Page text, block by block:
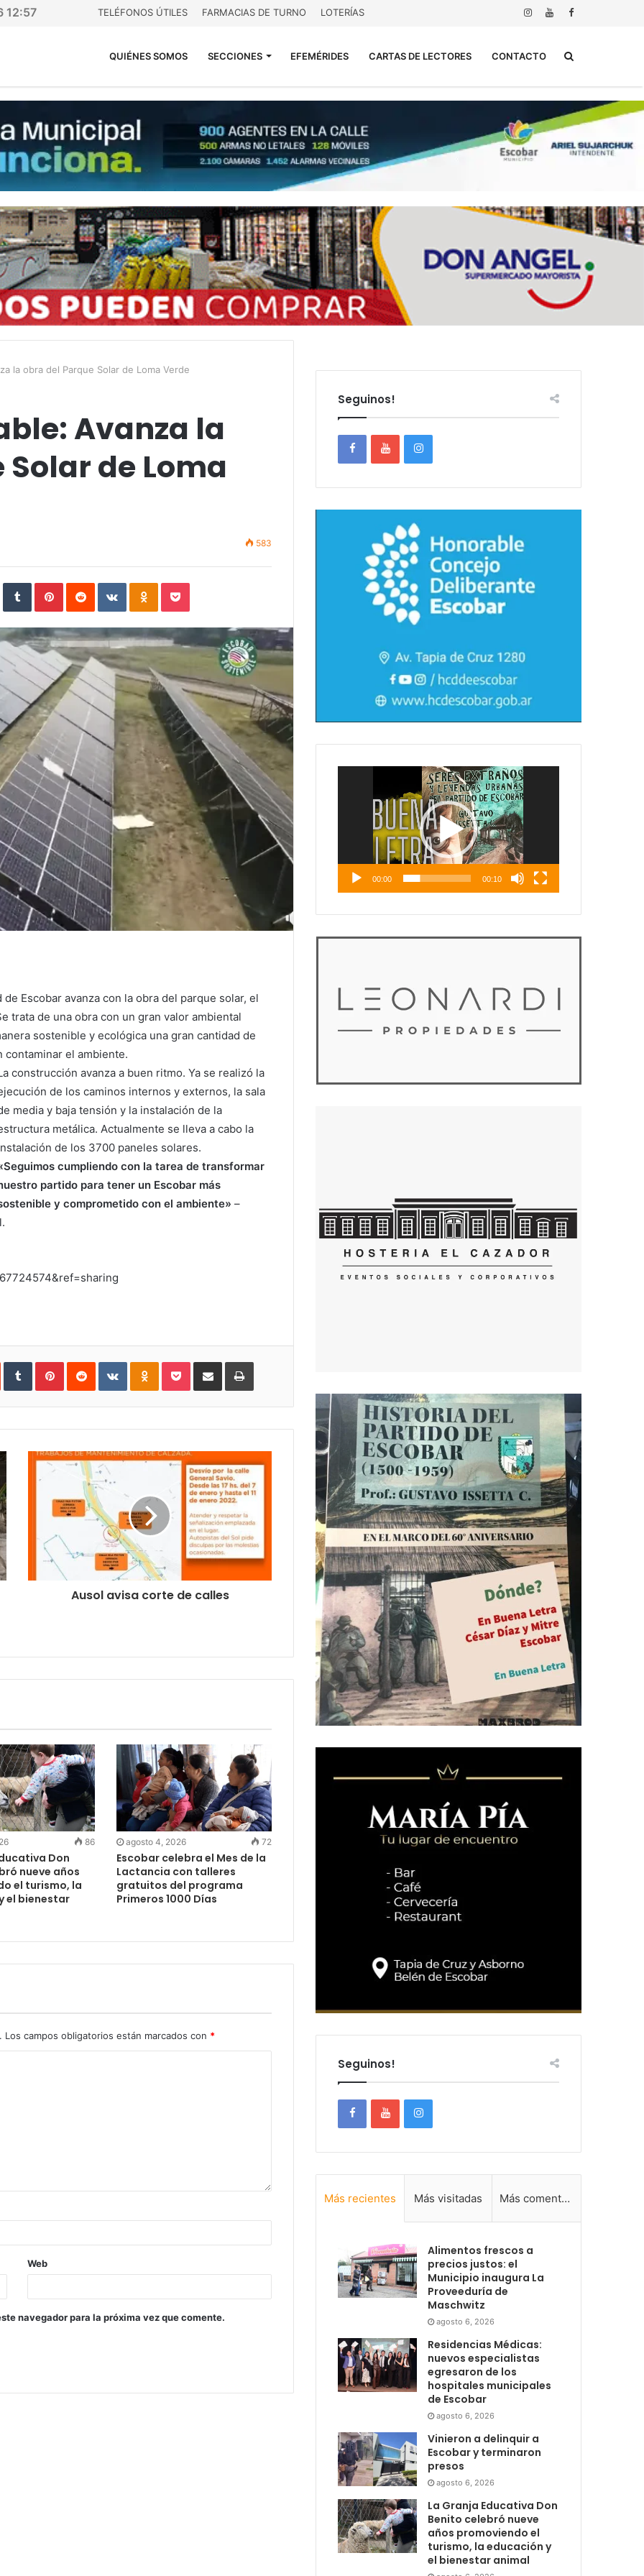
12:57 TELÉFONOS ÚTILES FARMACIAS DE TURNO LOTERÍAS
QUIÉNES SOMOS SECCIONES EFEMÉRIDES CARTAS DE LECTORES CONTACTO
la obra del Parque Solar de Loma Verde
Avanza la
de Loma
583
StumbleUpon
TumblrPinterestReddit VKontakteOdnoklassniki
Pocket
Escobar avanza con la obra del parque solar, el
trata de una obra con un gran valor ambiental
sostenible y ecológica una gran cantidad de
contaminar el ambiente.
construcción avanza a buen ritmo. Ya se realizó la
de los caminos internos y externos, la sala
media y baja tensión y la instalación de la
metálica. Actualmente se lleva a cabo la
de los 3700 paneles solares.
cumpliendo con la tarea de transformar
partido para tener un Escobar más
y comprometido con el ambiente» –
StumbleUpon
TumblrPinterestReddit VKontakteOdnoklassniki
PocketCompartirImprimir
Ausol avisa corte de calles
86
Don
nueve años
el turismo, la
el bienestar
agosto 4, 2026 72
Escobar celebra el Mes de la
Lactancia con talleres
gratuitos del programa
Primeros 1000 Días
Los campos obligatorios están marcados con *
Web
navegador para la próxima vez que comente.
Seguinos!
00:00 00:10
Seguinos!
Más recientes Más visitadas Más comentadas
Alimentos frescos a
precios justos: el
Municipio inaugura La
Proveeduría de
Maschwitz
agosto 6, 2026
Residencias Médicas:
nuevos especialistas
egresaron de los
hospitales municipales
de Escobar
agosto 6, 2026
Vinieron a delinquir a
Escobar y terminaron
presos
agosto 6, 2026
La Granja Educativa Don
Benito celebró nueve
años promoviendo el
turismo, la educación y
el bienestar animal